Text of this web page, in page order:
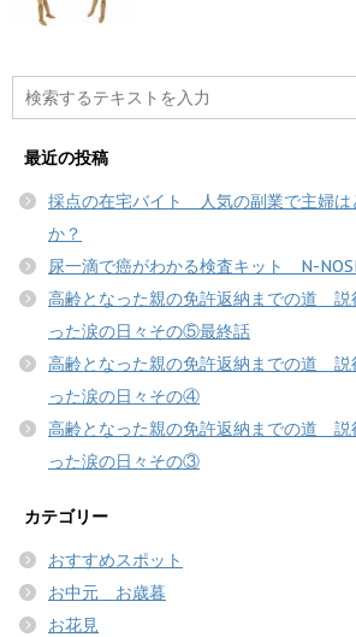
最近の投稿
採点の在宅バイト 人気の副業で主婦は
か？
尿一滴で癌がわかる検査キット N-
高齢となった親の免許返納までの道 説
った涙の日々その⑤最終話
高齢となった親の免許返納までの道 説
った涙の日々その④
高齢となった親の免許返納までの道 説
った涙の日々その③
カテゴリー
おすすめスポット
お中元 お歳暮
お花見